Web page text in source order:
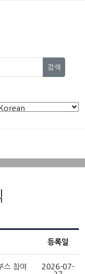
검색
등록일
스 참여
2026-07-